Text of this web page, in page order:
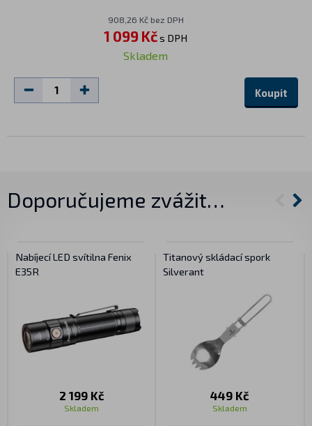
908,26 Kč bez DPH
1 099 Kčs DPH
Skladem
Koupit
Doporučujeme zvážit…
Nabíjecí LED svítilna Fenix
E35R
2 199 Kč
Skladem
Titanový skládací spork
Silverant
449 Kč
Skladem